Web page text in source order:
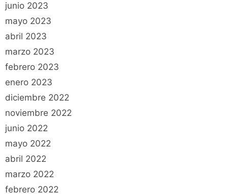
junio 2023
mayo 2023
abril 2023
marzo 2023
febrero 2023
enero 2023
diciembre 2022
noviembre 2022
junio 2022
mayo 2022
abril 2022
marzo 2022
febrero 2022